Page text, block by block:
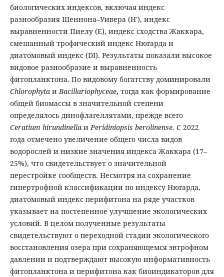
биологических индексов, включая индекс
разнообразия Шеннона–Уивера (H′), индекс
выравненности Пиелу (E), индекс сходства Жаккара,
смешанный трофический индекс Нюгарда и
диатомовый индекс (DI). Результаты показали высокое
видовое разнообразие и выравненность
фитопланктона. По видовому богатству доминировали
Chlorophyta и Bacillariophyceae, тогда как формирование
общей биомассы в значительной степени
определялось динофлагеллятами, прежде всего
Ceratium hirundinellaиPeridiniopsis berolinense. С 2022
года отмечено увеличение общего числа видов
водорослей и низкие значения индекса Жаккара (17–
25%), что свидетельствует о значительной
перестройке сообществ. Несмотря на сохранение
гипертрофной классификации по индексу Нюгарда,
диатомовый индекс перифитона на ряде участков
указывает на постепенное улучшение экологических
условий. В целом полученные результаты
свидетельствуют о переходной стадии экологического
восстановления озера при сохраняющемся эвтрофном
давлении и подтверждают высокую информативность
фитопланктона и перифитона как биоиндикаторов для